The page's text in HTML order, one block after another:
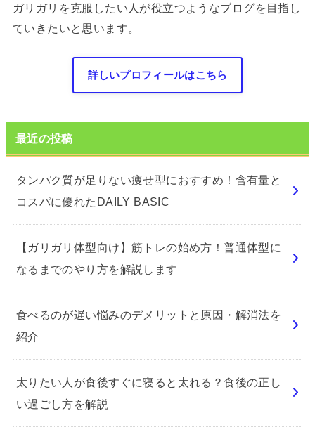
ガリガリを克服したい人が役立つようなブログを目指し
ていきたいと思います。
詳しいプロフィールはこちら
最近の投稿
タンパク質が足りない痩せ型におすすめ！含有量と
コスパに優れたDAILY BASIC
【ガリガリ体型向け】筋トレの始め方！普通体型に
なるまでのやり方を解説します
食べるのが遅い悩みのデメリットと原因・解消法を
紹介
太りたい人が食後すぐに寝ると太れる？食後の正し
い過ごし方を解説